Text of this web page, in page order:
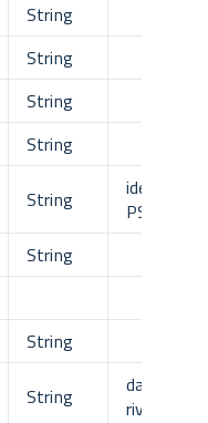
String
String
String
String
String
PSP
String
String
String
data del